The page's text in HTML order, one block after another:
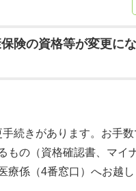
険の資格等が変更に
続きがあります。お手
もの（資格確認書、マイ
係（4番窓口）へお越し